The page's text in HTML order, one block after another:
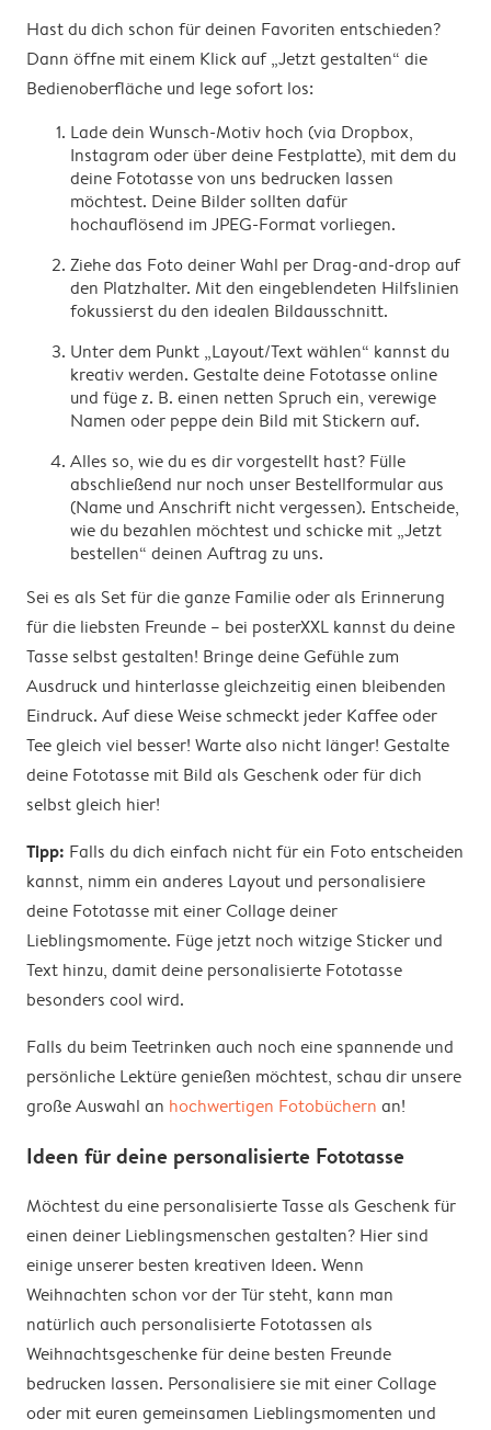
Hast du dich schon für deinen Favoriten entschieden?
Dann öffne mit einem Klick auf „Jetzt gestalten“ die
Bedienoberfläche und lege sofort los:
Lade dein Wunsch-Motiv hoch (via Dropbox,
Instagram oder über deine Festplatte), mit dem du
deine Fototasse von uns bedrucken lassen
möchtest. Deine Bilder sollten dafür
hochauflösend im JPEG-Format vorliegen.
Ziehe das Foto deiner Wahl per Drag-and-drop auf
den Platzhalter. Mit den eingeblendeten Hilfslinien
fokussierst du den idealen Bildausschnitt.
Unter dem Punkt „Layout/Text wählen“ kannst du
kreativ werden. Gestalte deine Fototasse online
und füge z. B. einen netten Spruch ein, verewige
Namen oder peppe dein Bild mit Stickern auf.
Alles so, wie du es dir vorgestellt hast? Fülle
abschließend nur noch unser Bestellformular aus
(Name und Anschrift nicht vergessen). Entscheide,
wie du bezahlen möchtest und schicke mit „Jetzt
bestellen“ deinen Auftrag zu uns.
Sei es als Set für die ganze Familie oder als Erinnerung
für die liebsten Freunde – bei posterXXL kannst du deine
Tasse selbst gestalten! Bringe deine Gefühle zum
Ausdruck und hinterlasse gleichzeitig einen bleibenden
Eindruck. Auf diese Weise schmeckt jeder Kaffee oder
Tee gleich viel besser! Warte also nicht länger! Gestalte
deine Fototasse mit Bild als Geschenk oder für dich
selbst gleich hier!
Tipp: Falls du dich einfach nicht für ein Foto entscheiden
kannst, nimm ein anderes Layout und personalisiere
deine Fototasse mit einer Collage deiner
Lieblingsmomente. Füge jetzt noch witzige Sticker und
Text hinzu, damit deine personalisierte Fototasse
besonders cool wird.
Falls du beim Teetrinken auch noch eine spannende und
persönliche Lektüre genießen möchtest, schau dir unsere
große Auswahl an hochwertigen Fotobüchern an!
Ideen für deine personalisierte Fototasse
Möchtest du eine personalisierte Tasse als Geschenk für
einen deiner Lieblingsmenschen gestalten? Hier sind
einige unserer besten kreativen Ideen. Wenn
Weihnachten schon vor der Tür steht, kann man
natürlich auch personalisierte Fototassen als
Weihnachtsgeschenke für deine besten Freunde
bedrucken lassen. Personalisiere sie mit einer Collage
oder mit euren gemeinsamen Lieblingsmomenten und